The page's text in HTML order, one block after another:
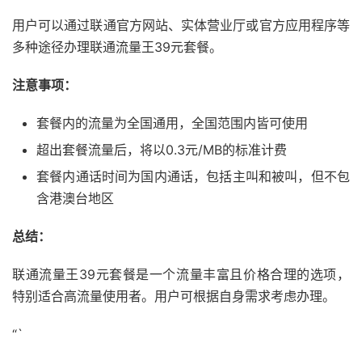
用户可以通过联通官方网站、实体营业厅或官方应用程序等
多种途径办理联通流量王39元套餐。
注意事项：
套餐内的流量为全国通用，全国范围内皆可使用
超出套餐流量后，将以0.3元/MB的标准计费
套餐内通话时间为国内通话，包括主叫和被叫，但不包
含港澳台地区
总结：
联通流量王39元套餐是一个流量丰富且价格合理的选项，
特别适合高流量使用者。用户可根据自身需求考虑办理。
“`